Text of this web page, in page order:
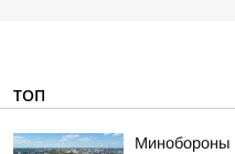
ТОП
Минобороны